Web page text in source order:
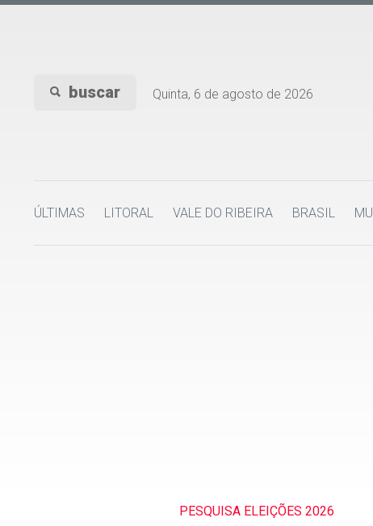
buscar Quinta, 6 de agosto de 2026
ÚLTIMAS LITORAL VALE DO RIBEIRA BRASIL
PESQUISA ELEIÇÕES 2026